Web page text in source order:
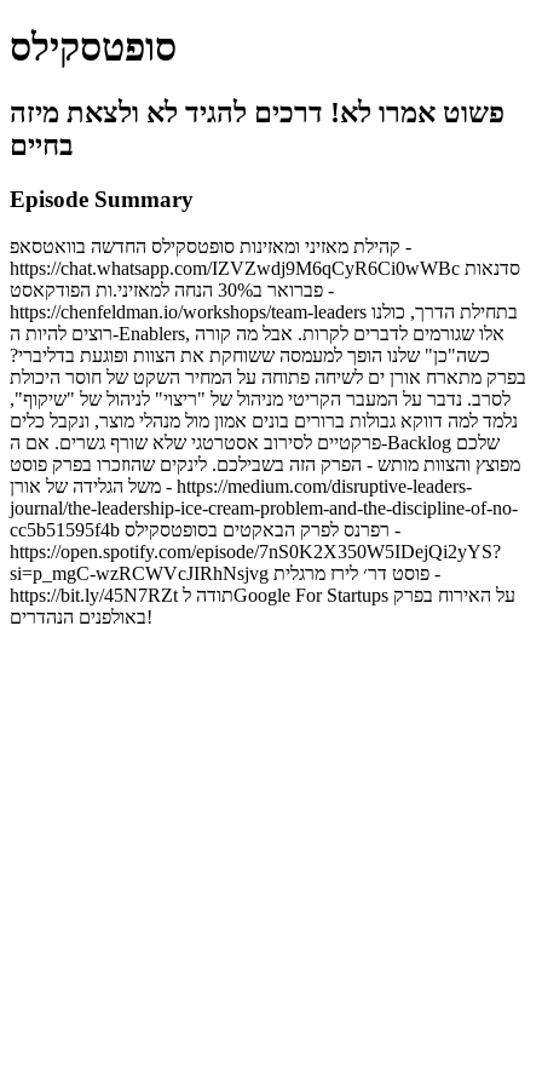
סופטסקילס
פשוט אמרו לא! דרכים להגיד לא ולצאת מיזה
בחיים
Episode Summary
קהילת מאזיני ומאזינות סופטסקילס החדשה בוואטסאפ -
https://chat.whatsapp.com/IZVZwdj9M6qCyR6Ci0wWBc סדנאות
פברואר ב30% הנחה למאזיני.ות הפודקאסט -
https://chenfeldman.io/workshops/team-leaders בתחילת הדרך, כולנו
רוצים להיות ה-Enablers, אלו שגורמים לדברים לקרות. אבל מה קורה
כשה"כן" שלנו הופך למעמסה ששוחקת את הצוות ופוגעת בדליברי?
בפרק מתארח אורן ים לשיחה פתוחה על המחיר השקט של חוסר היכולת
לסרב. נדבר על המעבר הקריטי מניהול של "ריצוי" לניהול של "שיקוף",
נלמד למה דווקא גבולות ברורים בונים אמון מול מנהלי מוצר, ונקבל כלים
פרקטיים לסירוב אסטרטגי שלא שורף גשרים. אם ה-Backlog שלכם
מפוצץ והצוות מותש - הפרק הזה בשבילכם. לינקים שהוזכרו בפרק פוסט
משל הגלידה של אורן - https://medium.com/disruptive-leaders-
journal/the-leadership-ice-cream-problem-and-the-discipline-of-no-
cc5b51595f4b רפרנס לפרק הבאקטים בסופטסקילס -
https://open.spotify.com/episode/7nS0K2X350W5IDejQi2yYS?
si=p_mgC-wzRCWVcJIRhNsjvg פוסט דר׳ לירז מרגלית -
https://bit.ly/45N7RZt תודה לGoogle For Startups על האירוח בפרק
באולפנים הנהדרים!